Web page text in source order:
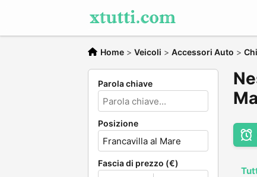
Home > Veicoli > Accessori Auto >
Parola chiave
Posizione
Fascia di prezzo (€)